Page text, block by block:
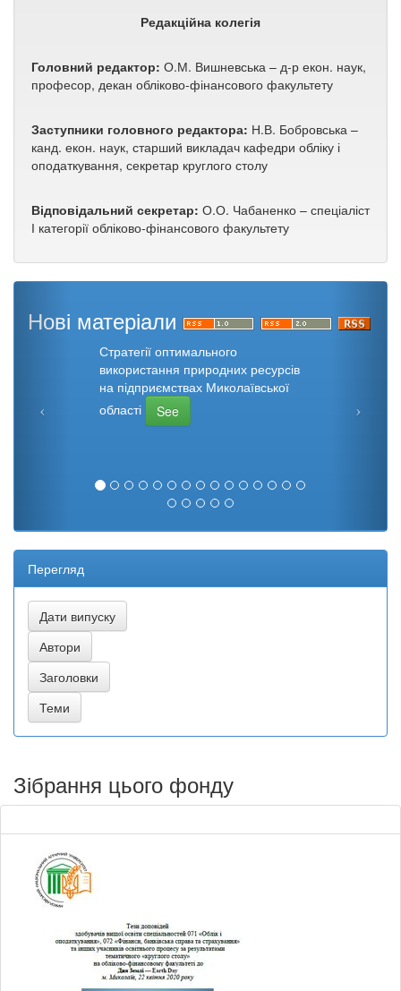
Редакційна колегія
Головний редактор: О.М. Вишневська – д-р екон. наук,
професор, декан обліково-фінансового факультету
Заступники головного редактора: Н.В. Бобровська –
канд. екон. наук, старший викладач кафедри обліку і
оподаткування, секретар круглого столу
Відповідальний секретар: О.О. Чабаненко – спеціаліст
І категорії обліково-фінансового факультету
Нові матеріали
Стратегії оптимального
використання природних ресурсів
на підприємствах Миколаївської
області
See
Перегляд
Зібрання цього фонду